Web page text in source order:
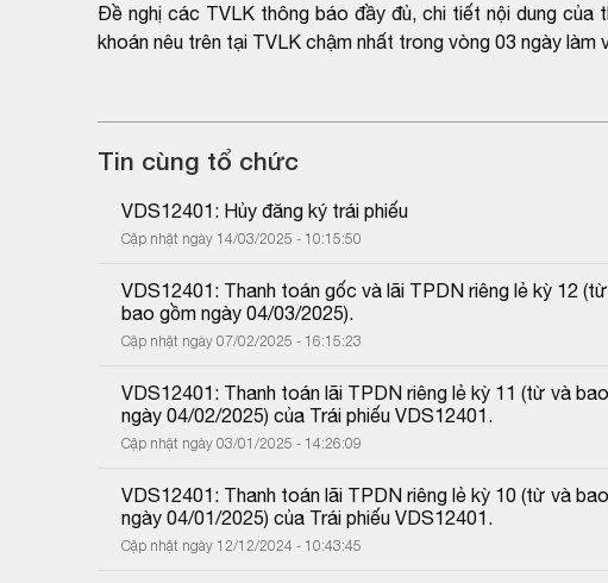
Đề nghị các TVLK thông báo đầy đủ, chi tiết nội dung
khoán nêu trên tại TVLK chậm nhất trong vòng 03 ngày
Tin cùng tổ chức
VDS12401: Hủy đăng ký trái phiếu
Cập nhật ngày 14/03/2025 - 10:15:50
VDS12401: Thanh toán gốc và lãi TPDN riêng lẻ kỳ 12
bao gồm ngày 04/03/2025).
Cập nhật ngày 07/02/2025 - 16:15:23
VDS12401: Thanh toán lãi TPDN riêng lẻ kỳ 11 (từ và
ngày 04/02/2025) của Trái phiếu VDS12401.
Cập nhật ngày 03/01/2025 - 14:26:09
VDS12401: Thanh toán lãi TPDN riêng lẻ kỳ 10 (từ và
ngày 04/01/2025) của Trái phiếu VDS12401.
Cập nhật ngày 12/12/2024 - 10:43:45